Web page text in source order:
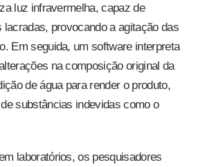
luz infravermelha, capaz de
provocando a agitação das
Em seguida, um software interpreta
na composição original da
de água para render o produto,
substâncias indevidas como o
laboratórios, os pesquisadores